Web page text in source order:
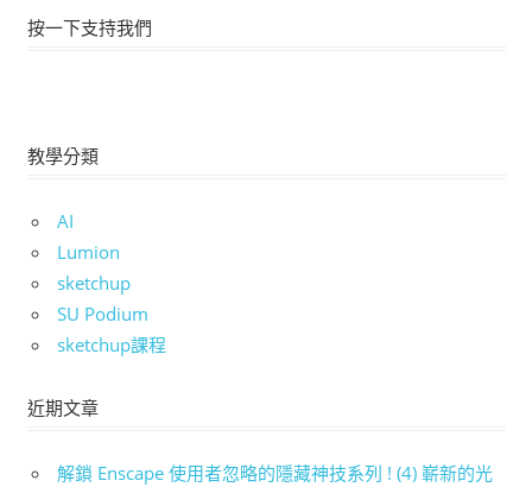
按一下支持我們
教學分類
AI
Lumion
sketchup
SU Podium
sketchup課程
近期文章
解鎖 Enscape 使用者忽略的隱藏神技系列 ! (4) 嶄新的光